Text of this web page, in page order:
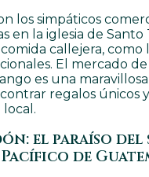
los simpáticos
en la iglesia de
callejera, como
El mercado de
es una
regalos únicos
local.
el paraíso
de